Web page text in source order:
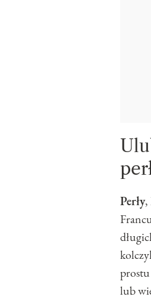
Perły,
prostu
lub